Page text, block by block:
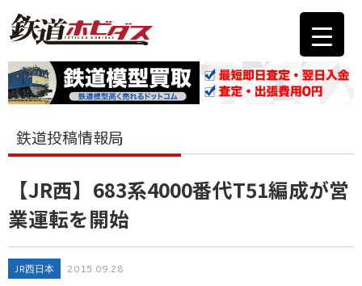
鉄道投稿情報局
【JR西】683系4000番代T51編成が営
業運転を開始
JR西日本 2015.09.28